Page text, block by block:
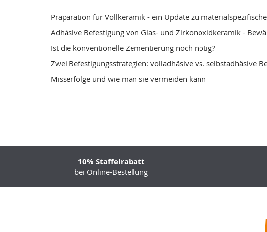
Präparation für Vollkeramik - ein Update zu
Adhäsive Befestigung von Glas- und Zirkonoxidkeramik -
Ist die konventionelle Zementierung noch nötig?
Zwei Befestigungsstrategien: volladhäsive vs. selbstadhäsive
Misserfolge und wie man sie vermeiden kann
10% Staffelrabatt
bei Online-Bestellung